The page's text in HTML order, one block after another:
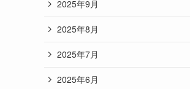
2025年9月
2025年8月
2025年7月
2025年6月